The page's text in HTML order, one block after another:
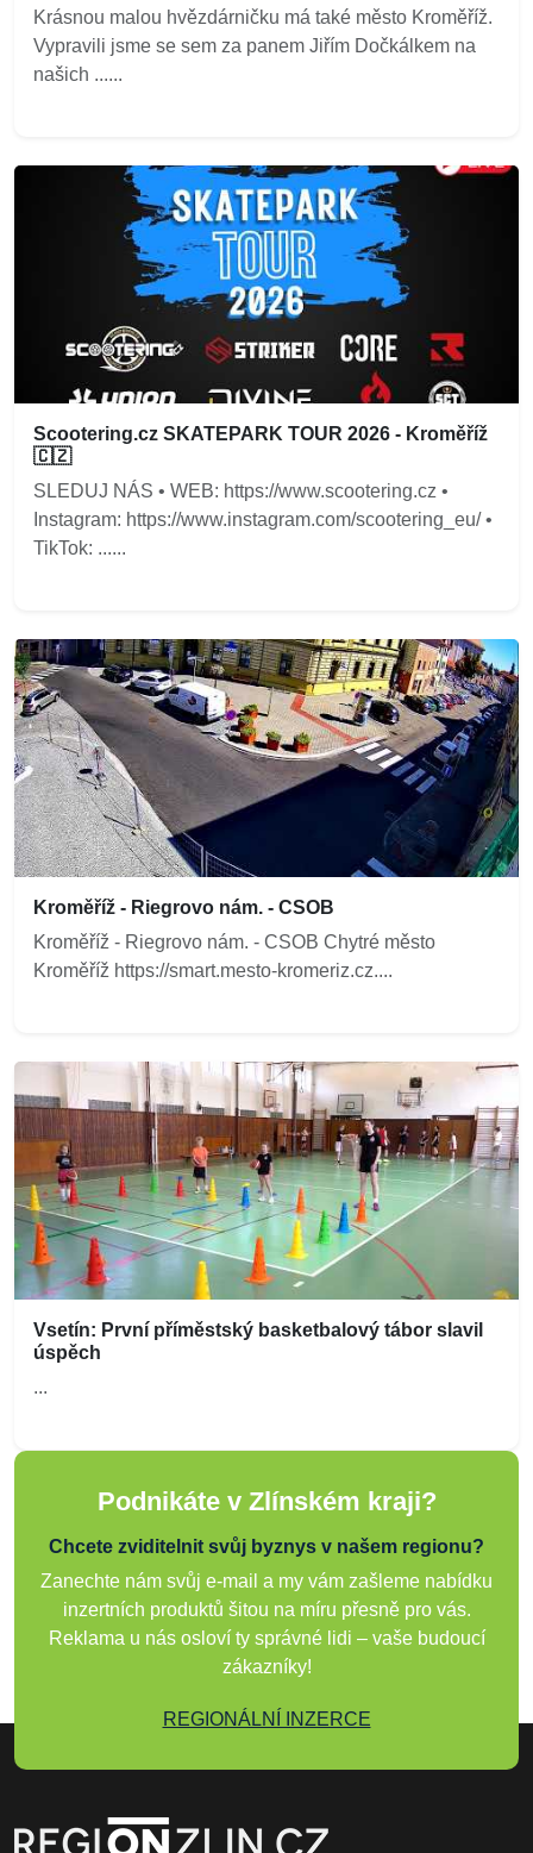
Krásnou malou hvězdárničku má také město Kroměříž.
Vypravili jsme se sem za panem Jiřím Dočkálkem na
našich ......
Scootering.cz SKATEPARK TOUR 2026 - Kroměříž
🇨🇿
SLEDUJ NÁS • WEB: https://www.scootering.cz •
Instagram: https://www.instagram.com/scootering_eu/ •
TikTok: ......
Kroměříž - Riegrovo nám. - CSOB
Kroměříž - Riegrovo nám. - CSOB Chytré město
Kroměříž https://smart.mesto-kromeriz.cz....
Vsetín: První příměstský basketbalový tábor slavil
úspěch
...
Podnikáte v Zlínském kraji?
Chcete zviditelnit svůj byznys v našem regionu?
Zanechte nám svůj e-mail a my vám zašleme nabídku
inzertních produktů šitou na míru přesně pro vás.
Reklama u nás osloví ty správné lidi – vaše budoucí
zákazníky!
REGIONÁLNÍ INZERCE